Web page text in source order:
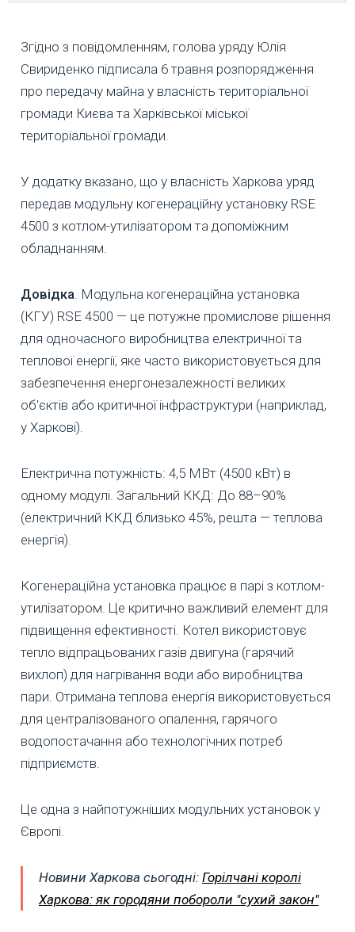
Згідно з повідомленням, голова уряду Юлія
Свириденко підписала 6 травня розпорядження
про передачу майна у власність територіальної
громади Києва та Харківської міської
територіальної громади.
У додатку вказано, що у власність Харкова уряд
передав модульну когенераційну установку RSE
4500 з котлом-утилізатором та допоміжним
обладнанням.
Довідка. Модульна когенераційна установка
(КГУ) RSE 4500 — це потужне промислове рішення
для одночасного виробництва електричної та
теплової енергії, яке часто використовується для
забезпечення енергонезалежності великих
об'єктів або критичної інфраструктури (наприклад,
у Харкові).
Електрична потужність: 4,5 МВт (4500 кВт) в
одному модулі. Загальний ККД: До 88–90%
(електричний ККД близько 45%, решта — теплова
енергія).
Когенераційна установка працює в парі з котлом-
утилізатором. Це критично важливий елемент для
підвищення ефективності. Котел використовує
тепло відпрацьованих газів двигуна (гарячий
вихлоп) для нагрівання води або виробництва
пари. Отримана теплова енергія використовується
для централізованого опалення, гарячого
водопостачання або технологічних потреб
підприємств.
Це одна з найпотужніших модульних установок у
Європі.
Новини Харкова сьогодні: Горілчані королі
Харкова: як городяни побороли "сухий закон"